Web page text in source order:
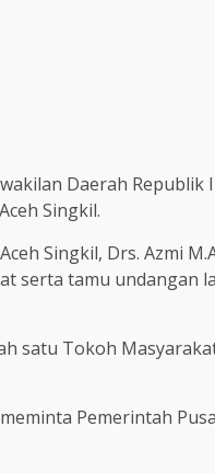
Daerah Republik
Singkil.
Singkil, Drs. Azmi
serta tamu undangan
satu Tokoh
Pemerintah